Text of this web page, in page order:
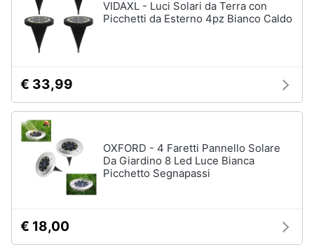
VIDAXL - Luci Solari da Terra con
Picchetti da Esterno 4pz Bianco Caldo
€ 33,99
OXFORD - 4 Faretti Pannello Solare
Da Giardino 8 Led Luce Bianca
Picchetto Segnapassi
€ 18,00